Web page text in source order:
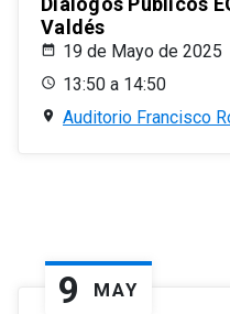
Valdés
19 de Mayo de 2025
13:50 a 14:50
Auditorio Francisco
9 MAY